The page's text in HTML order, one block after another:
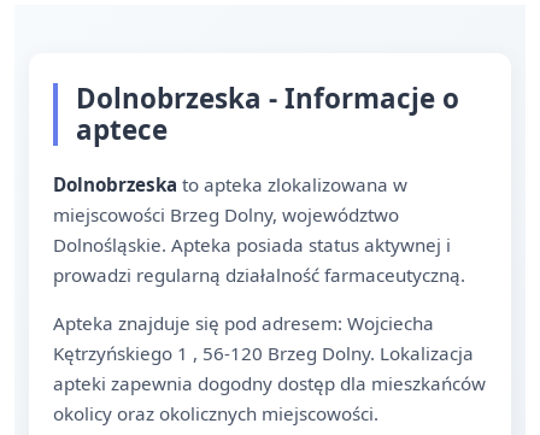
Dolnobrzeska - Informacje o
aptece
Dolnobrzeska to apteka zlokalizowana w
miejscowości Brzeg Dolny, województwo
Dolnośląskie. Apteka posiada status aktywnej i
prowadzi regularną działalność farmaceutyczną.
Apteka znajduje się pod adresem: Wojciecha
Kętrzyńskiego 1 , 56-120 Brzeg Dolny. Lokalizacja
apteki zapewnia dogodny dostęp dla mieszkańców
okolicy oraz okolicznych miejscowości.